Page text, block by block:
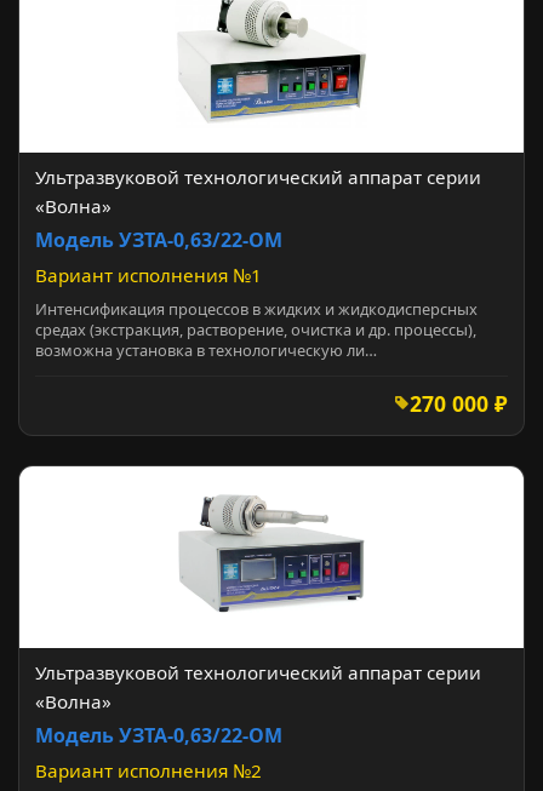
Ультразвуковой технологический аппарат серии
«Волна»
Модель УЗТА-0,63/22-ОМ
Вариант исполнения №1
Интенсификация процессов в жидких и жидкодисперсных
средах (экстракция, растворение, очистка и др. процессы),
возможна установка в технологическую ли…
270 000 ₽
Ультразвуковой технологический аппарат серии
«Волна»
Модель УЗТА-0,63/22-ОМ
Вариант исполнения №2